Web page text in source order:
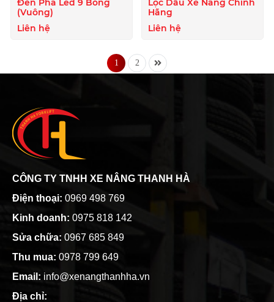
Đèn Pha Led 9 Bóng
(Vuông)
Liên hệ
Lọc Dầu Xe Nâng Chính
Hãng
Liên hệ
1 2
CÔNG TY TNHH XE NÂNG THANH HÀ
Điện thoại: 0969 498 769
Kinh doanh: 0975 818 142
Sửa chữa: 0967 685 849
Thu mua: 0978 799 649
Email: info@xenangthanhha.vn
Địa chỉ: